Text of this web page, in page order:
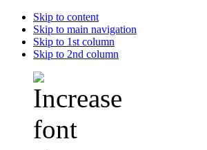
Skip to content
Skip to main navigation
Skip to 1st column
Skip to 2nd column